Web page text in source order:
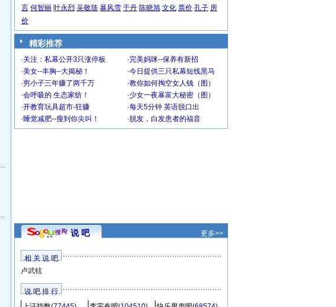
言 何智丽 叶永烈 吴敬琏 暴风雪 于丹 陈晓旭 文化 票价 孔子 房
价
精彩推荐
·关注：私幕公开3只涨停板 ·完美妈咪--保养有新招
·美女--丰胸--大揭秘！ ·今日提供三只私幕短线黑马
·穷小子三年赚了两千万 ·教你如何掏空女人钱（图）
·会呼吸的 生态家纺！ ·少女一夜暴富大秘密（图）
·开教育玩具超市-狂赚 ·每天5分钟 英语脱口出
·睡觉减肥--瘦到你尖叫！ · 脱发，白发患者的福音
说 吧 更多>>
相 关 说 吧
卢武铉
说 吧 排 行